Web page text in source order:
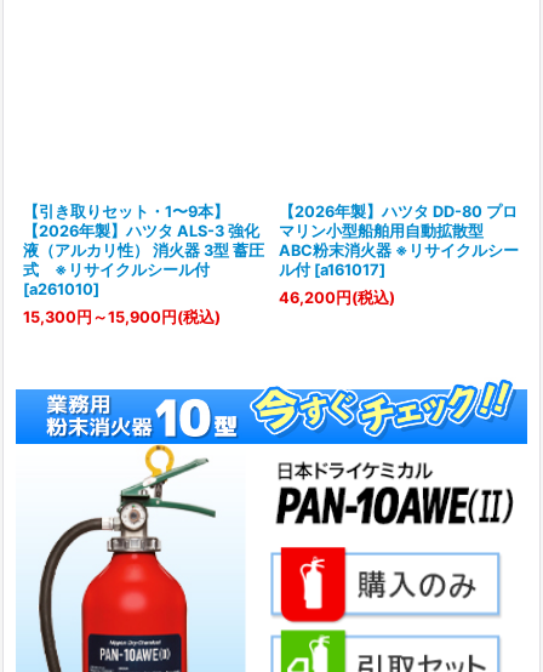
【引き取りセット・1〜9本】
【2026年製】ハツタ ALS-3 強化
液（アルカリ性） 消火器 3型 蓄圧
式 ※リサイクルシール付
[a261010]
15,300円 ～15,900円 (税込)
【2026年製】ハツタ DD-80 プロ
マリン小型船舶用自動拡散型
ABC粉末消火器 ※リサイクルシー
ル付 [a161017]
46,200円 (税込)